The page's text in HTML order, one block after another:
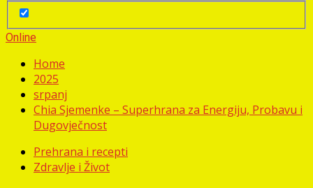
Online
Home
2025
srpanj
Chia Sjemenke – Superhrana za Energiju, Probavu i
Dugovječnost
Prehrana i recepti
Zdravlje i Život